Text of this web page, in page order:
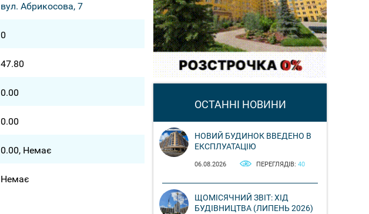
вул. Абрикосова, 7
0
47.80
0.00
0.00
0.00, Немає
Немає
ОСТАННІ НОВИНИ
НОВИЙ БУДИНОК ВВЕДЕНО В
ЕКСПЛУАТАЦІЮ
06.08.2026 ПЕРЕГЛЯДІВ: 40
ЩОМІСЯЧНИЙ ЗВІТ: ХІД
БУДІВНИЦТВА (ЛИПЕНЬ 2026)